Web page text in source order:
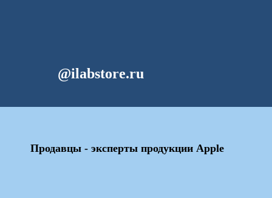
@ilabstore.ru
Продавцы - эксперты продукции Apple